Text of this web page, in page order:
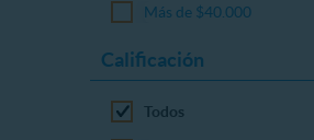
Más de $40.000
Calificación
Todos